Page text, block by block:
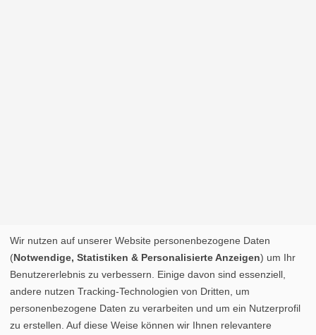
Wir nutzen auf unserer Website personenbezogene Daten
(Notwendige, Statistiken & Personalisierte Anzeigen) um Ihr
Benutzererlebnis zu verbessern. Einige davon sind essenziell,
andere nutzen Tracking-Technologien von Dritten, um
personenbezogene Daten zu verarbeiten und um ein Nutzerprofil
zu erstellen. Auf diese Weise können wir Ihnen relevantere